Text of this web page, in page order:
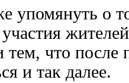
упомянуть о
что после
и так далее.